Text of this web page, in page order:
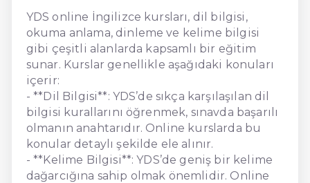
YDS online İngilizce kursları, dil bilgisi,
okuma anlama, dinleme ve kelime bilgisi
gibi çeşitli alanlarda kapsamlı bir eğitim
sunar. Kurslar genellikle aşağıdaki konuları
içerir:
- **Dil Bilgisi**: YDS’de sıkça karşılaşılan dil
bilgisi kurallarını öğrenmek, sınavda başarılı
olmanın anahtarıdır. Online kurslarda bu
konular detaylı şekilde ele alınır.
- **Kelime Bilgisi**: YDS’de geniş bir kelime
dağarcığına sahip olmak önemlidir. Online